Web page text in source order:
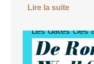
Lire la suite